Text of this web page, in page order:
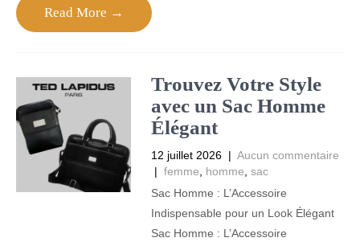
Read More →
Trouvez Votre Style
avec un Sac Homme
Élégant
12 juillet 2026 | Aucun commentaire
| femme homme sac
Sac Homme : L’Accessoire
Indispensable pour un Look Élégant
Sac Homme : L’Accessoire